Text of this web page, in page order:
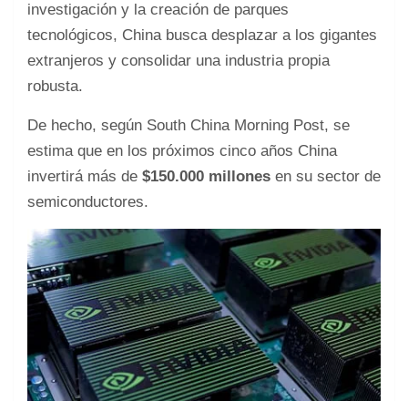
investigación y la creación de parques
tecnológicos, China busca desplazar a los gigantes
extranjeros y consolidar una industria propia
robusta.
De hecho, según South China Morning Post, se
estima que en los próximos cinco años China
invertirá más de $150.000 millones en su sector de
semiconductores.